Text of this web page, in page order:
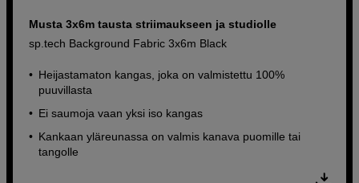
Musta 3x6m tausta striimaukseen ja studiolle
sp.tech Background Fabric 3x6m Black
Heijastamaton kangas, joka on valmistettu 100%
puuvillasta
Ei saumoja vaan yksi iso kangas
Kankaan yläreunassa on valmis kanava puomille tai
tangolle